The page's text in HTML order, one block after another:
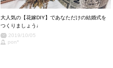
大人気の【花嫁DIY】であなただけの結婚式を
つくりましょう♩
2019/10/05
pon*